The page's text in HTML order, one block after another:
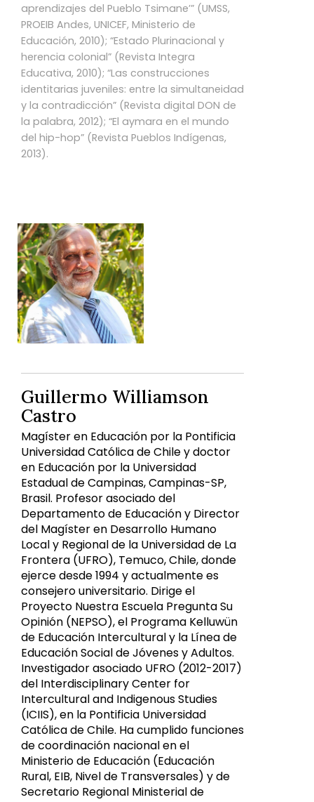
aprendizajes del Pueblo Tsimane’” (UMSS,
PROEIB Andes, UNICEF, Ministerio de
Educación, 2010); “Estado Plurinacional y
herencia colonial” (Revista Integra
Educativa, 2010); “Las construcciones
identitarias juveniles: entre la simultaneidad
y la contradicción” (Revista digital DON de
la palabra, 2012); “El aymara en el mundo
del hip-hop” (Revista Pueblos Indígenas,
2013).
Guillermo Williamson
Castro
Magíster en Educación por la Pontificia
Universidad Católica de Chile y doctor
en Educación por la Universidad
Estadual de Campinas, Campinas-SP,
Brasil. Profesor asociado del
Departamento de Educación y Director
del Magíster en Desarrollo Humano
Local y Regional de la Universidad de La
Frontera (UFRO), Temuco, Chile, donde
ejerce desde 1994 y actualmente es
consejero universitario. Dirige el
Proyecto Nuestra Escuela Pregunta Su
Opinión (NEPSO), el Programa Kelluwün
de Educación Intercultural y la Línea de
Educación Social de Jóvenes y Adultos.
Investigador asociado UFRO (2012-2017)
del Interdisciplinary Center for
Intercultural and Indigenous Studies
(ICIIS), en la Pontificia Universidad
Católica de Chile. Ha cumplido funciones
de coordinación nacional en el
Ministerio de Educación (Educación
Rural, EIB, Nivel de Transversales) y de
Secretario Regional Ministerial de